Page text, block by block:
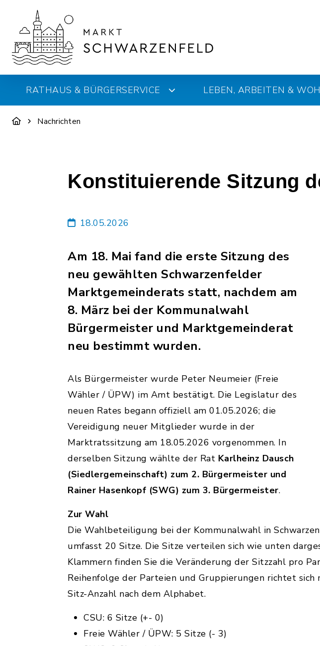
RATHAUS & BÜRGERSERVICE LEBEN, ARBEITEN &
Nachrichten
Konstituierende Sitzung
18.05.2026
Am 18. Mai fand die erste Sitzung des
neu gewählten Schwarzenfelder
Marktgemeinderats statt, nachdem am
8. März bei der Kommunalwahl
Bürgermeister und Marktgemeinderat
neu bestimmt wurden.
Als Bürgermeister wurde Peter Neumeier (Freie
Wähler / ÜPW) im Amt bestätigt. Die Legislatur des
neuen Rates begann offiziell am 01.05.2026; die
Vereidigung neuer Mitglieder wurde in der
Marktratssitzung am 18.05.2026 vorgenommen. In
derselben Sitzung wählte der Rat Karlheinz Dausch
(Siedlergemeinschaft) zum 2. Bürgermeister und
Rainer Hasenkopf (SWG) zum 3. Bürgermeister.
Zur Wahl
Die Wahlbeteiligung bei der Kommunalwahl in
umfasst 20 Sitze. Die Sitze verteilen sich wie unten
Klammern finden Sie die Veränderung der Sitzzahl pro
Reihenfolge der Parteien und Gruppierungen richtet
Sitz-Anzahl nach dem Alphabet.
CSU: 6 Sitze (+- 0)
Freie Wähler / ÜPW: 5 Sitze (- 3)